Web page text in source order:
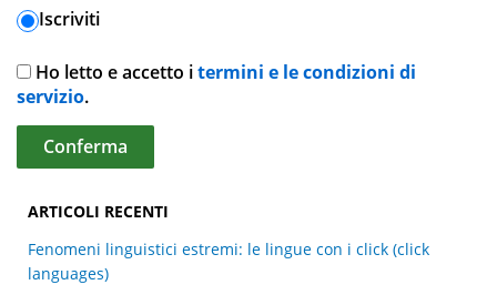
Iscriviti
Ho letto e accetto itermini e le condizioni di
servizio.
ARTICOLI RECENTI
Fenomeni linguistici estremi: le lingue con i click (click
languages)